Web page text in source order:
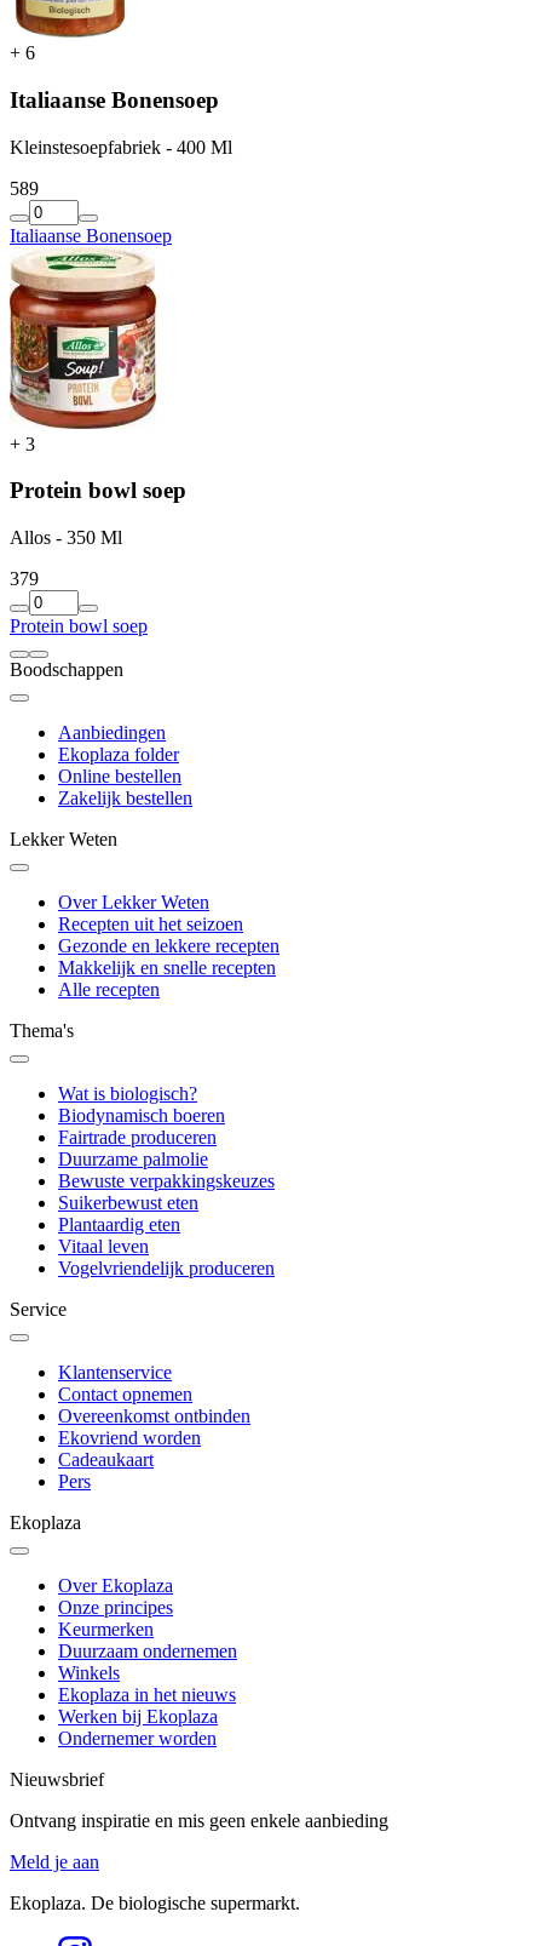
+ 6
Italiaanse Bonensoep
Kleinstesoepfabriek - 400 Ml
589
Italiaanse Bonensoep
+ 3
Protein bowl soep
Allos - 350 Ml
379
Protein bowl soep
Boodschappen
Aanbiedingen
Ekoplaza folder
Online bestellen
Zakelijk bestellen
Lekker Weten
Over Lekker Weten
Recepten uit het seizoen
Gezonde en lekkere recepten
Makkelijk en snelle recepten
Alle recepten
Thema's
Wat is biologisch?
Biodynamisch boeren
Fairtrade produceren
Duurzame palmolie
Bewuste verpakkingskeuzes
Suikerbewust eten
Plantaardig eten
Vitaal leven
Vogelvriendelijk produceren
Service
Klantenservice
Contact opnemen
Overeenkomst ontbinden
Ekovriend worden
Cadeaukaart
Pers
Ekoplaza
Over Ekoplaza
Onze principes
Keurmerken
Duurzaam ondernemen
Winkels
Ekoplaza in het nieuws
Werken bij Ekoplaza
Ondernemer worden
Nieuwsbrief
Ontvang inspiratie en mis geen enkele aanbieding
Meld je aan
Ekoplaza. De biologische supermarkt.